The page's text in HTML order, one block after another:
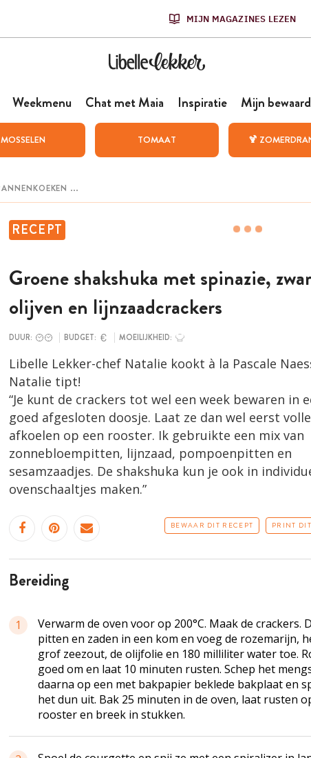
MIJN MAGAZINES LEZEN
Weekmenu Chat met Maia Inspiratie Mijn
MOSSELEN TOMAAT 🍹
RECEPT
Groene shakshuka met spinazie,
olijven en lijnzaadcrackers
DUUR: BUDGET: MOEILIJKHEID:
Libelle Lekker-chef Natalie kookt à la Pascale
Natalie tipt!
“Je kunt de crackers tot wel een week bewaren in
goed afgesloten doosje. Laat ze dan wel eerst
afkoelen op een rooster. Ik gebruikte een mix van
zonnebloempitten, lijnzaad, pompoenpitten en
sesamzaadjes. De shakshuka kun je ook in
ovenschaaltjes maken.”
BEWAAR DIT RECEPT PRINT
bereiding
1
Verwarm de oven voor op 200°C. Maak de crackers.
pitten en zaden in een kom en voeg de rozemarijn,
grof zeezout, de olijfolie en 180 milliliter water toe.
goed om en laat 10 minuten rusten. Schep het
daarna op een met bakpapier beklede bakplaat en
het dun uit. Bak 25 minuten in de oven, laat rusten
rooster en breek in stukken.